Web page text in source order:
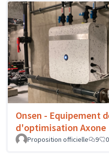
Onsen - Equipement
d'optimisation Axone
Proposition officielle 9 0